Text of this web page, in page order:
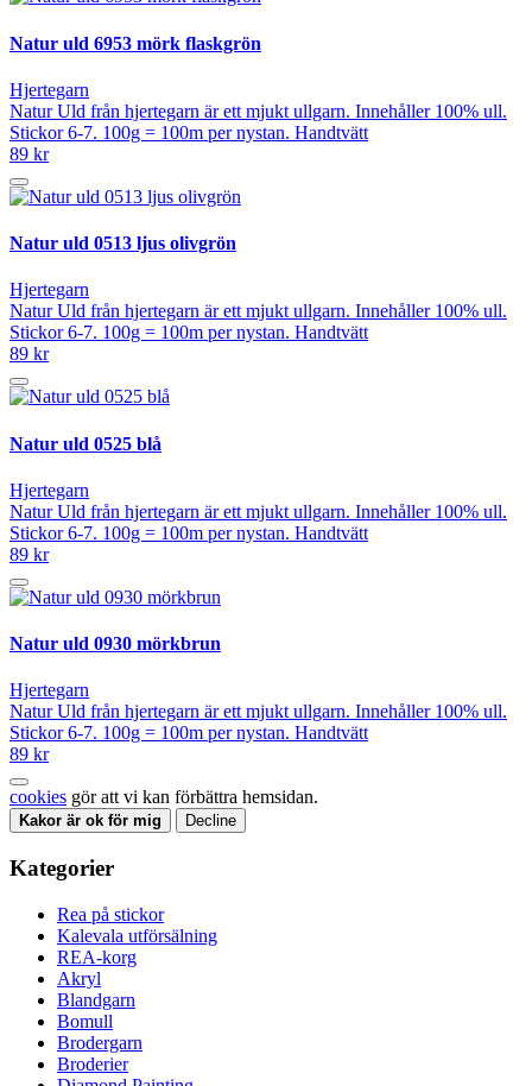
Natur uld 6953 mörk flaskgrön
Hjertegarn
Natur Uld från hjertegarn är ett mjukt ullgarn. Innehåller 100% ull.
Stickor 6-7. 100g = 100m per nystan. Handtvätt
89 kr
Natur uld 0513 ljus olivgrön
Hjertegarn
Natur Uld från hjertegarn är ett mjukt ullgarn. Innehåller 100% ull.
Stickor 6-7. 100g = 100m per nystan. Handtvätt
89 kr
Natur uld 0525 blå
Hjertegarn
Natur Uld från hjertegarn är ett mjukt ullgarn. Innehåller 100% ull.
Stickor 6-7. 100g = 100m per nystan. Handtvätt
89 kr
Natur uld 0930 mörkbrun
Hjertegarn
Natur Uld från hjertegarn är ett mjukt ullgarn. Innehåller 100% ull.
Stickor 6-7. 100g = 100m per nystan. Handtvätt
89 kr
cookies gör att vi kan förbättra hemsidan.
Kakor är ok för mig Decline
Kategorier
Rea på stickor
Kalevala utförsälning
REA-korg
Akryl
Blandgarn
Bomull
Brodergarn
Broderier